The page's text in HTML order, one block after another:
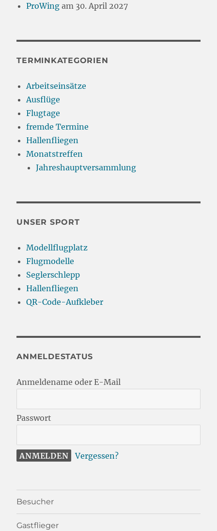
ProWing am 30. April 2027
TERMINKATEGORIEN
Arbeitseinsätze
Ausflüge
Flugtage
fremde Termine
Hallenfliegen
Monatstreffen
Jahreshauptversammlung
UNSER SPORT
Modellflugplatz
Flugmodelle
Seglerschlepp
Hallenfliegen
QR-Code-Aufkleber
ANMELDESTATUS
Anmeldename oder E-Mail
Passwort
Vergessen?
Besucher
Gastflieger